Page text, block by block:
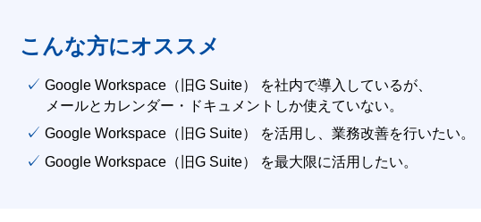
こんな方にオススメ
✓ Google Workspace（旧G Suite） を社内で導入しているが、
メールとカレンダー・ドキュメントしか使えていない。
✓ Google Workspace（旧G Suite） を活用し、業務改善を行いたい。
✓ Google Workspace（旧G Suite） を最大限に活用したい。